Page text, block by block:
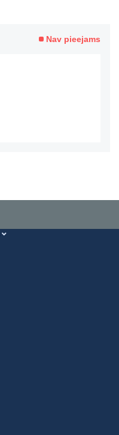
Nav pieejams